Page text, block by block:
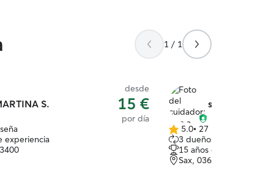
1 / 1
S.
desde
15 €
por día
experiencia
sara a.
5.0
de
5
estrellas
5.0• 27 reseñas
3 dueños que repiten
15 años de experiencia
Sax, 03630